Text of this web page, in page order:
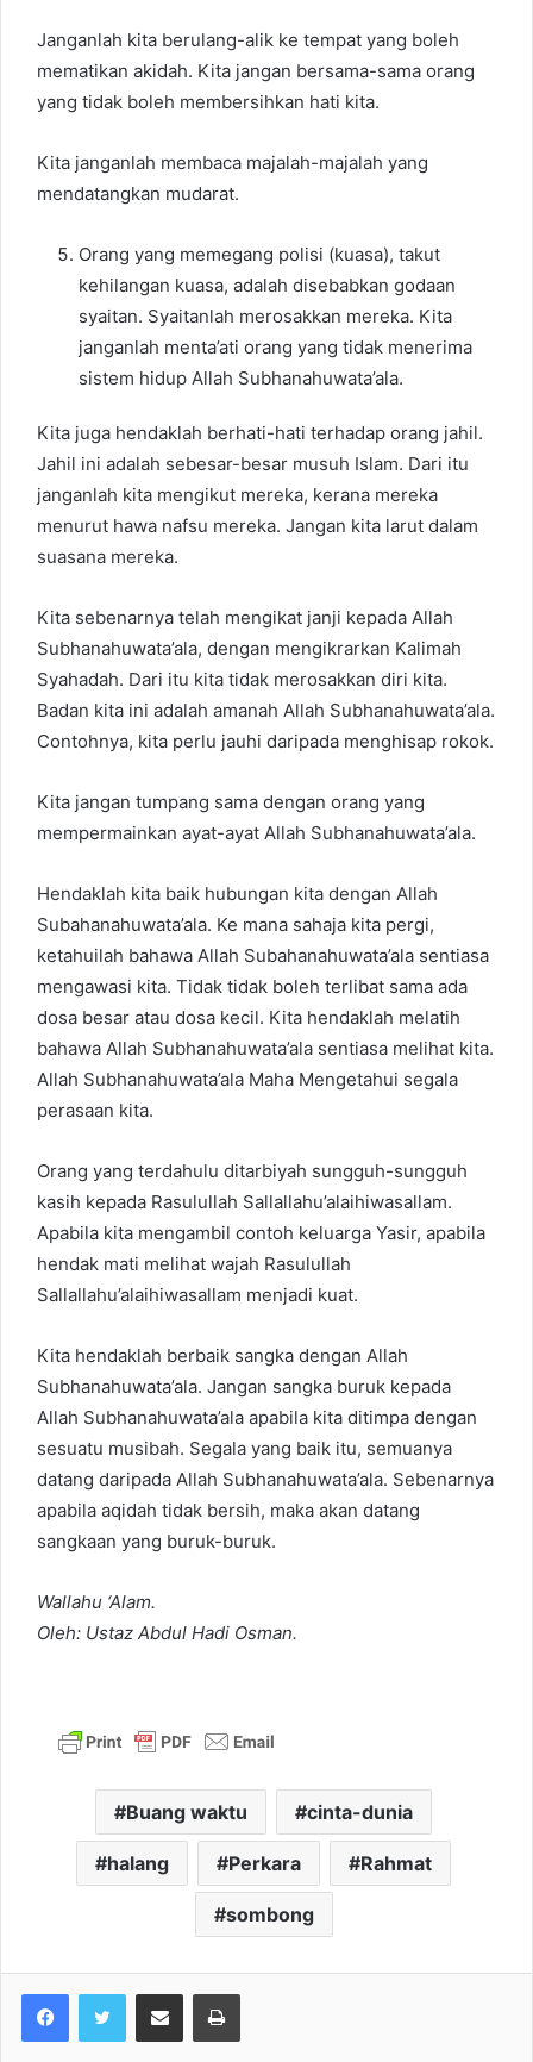
Janganlah kita berulang-alik ke tempat yang boleh
mematikan akidah. Kita jangan bersama-sama orang
yang tidak boleh membersihkan hati kita.
Kita janganlah membaca majalah-majalah yang
mendatangkan mudarat.
Orang yang memegang polisi (kuasa), takut
kehilangan kuasa, adalah disebabkan godaan
syaitan. Syaitanlah merosakkan mereka. Kita
janganlah menta’ati orang yang tidak menerima
sistem hidup Allah Subhanahuwata’ala.
Kita juga hendaklah berhati-hati terhadap orang jahil.
Jahil ini adalah sebesar-besar musuh Islam. Dari itu
janganlah kita mengikut mereka, kerana mereka
menurut hawa nafsu mereka. Jangan kita larut dalam
suasana mereka.
Kita sebenarnya telah mengikat janji kepada Allah
Subhanahuwata’ala, dengan mengikrarkan Kalimah
Syahadah. Dari itu kita tidak merosakkan diri kita.
Badan kita ini adalah amanah Allah Subhanahuwata’ala.
Contohnya, kita perlu jauhi daripada menghisap rokok.
Kita jangan tumpang sama dengan orang yang
mempermainkan ayat-ayat Allah Subhanahuwata’ala.
Hendaklah kita baik hubungan kita dengan Allah
Subahanahuwata’ala. Ke mana sahaja kita pergi,
ketahuilah bahawa Allah Subahanahuwata’ala sentiasa
mengawasi kita. Tidak tidak boleh terlibat sama ada
dosa besar atau dosa kecil. Kita hendaklah melatih
bahawa Allah Subhanahuwata’ala sentiasa melihat kita.
Allah Subhanahuwata’ala Maha Mengetahui segala
perasaan kita.
Orang yang terdahulu ditarbiyah sungguh-sungguh
kasih kepada Rasulullah Sallallahu’alaihiwasallam.
Apabila kita mengambil contoh keluarga Yasir, apabila
hendak mati melihat wajah Rasulullah
Sallallahu’alaihiwasallam menjadi kuat.
Kita hendaklah berbaik sangka dengan Allah
Subhanahuwata’ala. Jangan sangka buruk kepada
Allah Subhanahuwata’ala apabila kita ditimpa dengan
sesuatu musibah. Segala yang baik itu, semuanya
datang daripada Allah Subhanahuwata’ala. Sebenarnya
apabila aqidah tidak bersih, maka akan datang
sangkaan yang buruk-buruk.
Wallahu ‘Alam.
Oleh: Ustaz Abdul Hadi Osman.
Buang waktu cinta-dunia
halang Perkara Rahmat
sombong
Share via Email Print